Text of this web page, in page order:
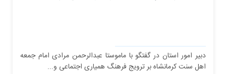
دبیر امور استان در گفتگو با ماموستا عبدالرحمن مرادی امام جمعه
اهل سنت کرمانشاه بر ترویج فرهنگ همیاری اجتماعی و...